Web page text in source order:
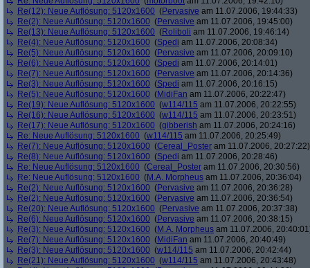
Re(12): Neue Auflösung: 5120x1600 (Pervasive am 11.07.2006, 19:44:33)
Re(2): Neue Auflösung: 5120x1600 (Pervasive am 11.07.2006, 19:45:00)
Re(13): Neue Auflösung: 5120x1600 (Roliboli am 11.07.2006, 19:46:14)
Re(4): Neue Auflösung: 5120x1600 (Spedi am 11.07.2006, 20:08:34)
Re(5): Neue Auflösung: 5120x1600 (Pervasive am 11.07.2006, 20:09:10)
Re(6): Neue Auflösung: 5120x1600 (Spedi am 11.07.2006, 20:14:01)
Re(7): Neue Auflösung: 5120x1600 (Pervasive am 11.07.2006, 20:14:36)
Re(3): Neue Auflösung: 5120x1600 (Spedi am 11.07.2006, 20:16:15)
Re(5): Neue Auflösung: 5120x1600 (MidiFan am 11.07.2006, 20:22:47)
Re(19): Neue Auflösung: 5120x1600 (w114/115 am 11.07.2006, 20:22:55)
Re(16): Neue Auflösung: 5120x1600 (w114/115 am 11.07.2006, 20:23:51)
Re(17): Neue Auflösung: 5120x1600 (gibberish am 11.07.2006, 20:24:16)
Re: Neue Auflösung: 5120x1600 (w114/115 am 11.07.2006, 20:25:49)
Re(7): Neue Auflösung: 5120x1600 (Cereal_Poster am 11.07.2006, 20:27:22)
Re(8): Neue Auflösung: 5120x1600 (Spedi am 11.07.2006, 20:28:46)
Re: Neue Auflösung: 5120x1600 (Cereal_Poster am 11.07.2006, 20:30:56)
Re: Neue Auflösung: 5120x1600 (M.A. Morpheus am 11.07.2006, 20:36:04)
Re(2): Neue Auflösung: 5120x1600 (Pervasive am 11.07.2006, 20:36:28)
Re(2): Neue Auflösung: 5120x1600 (Pervasive am 11.07.2006, 20:36:54)
Re(20): Neue Auflösung: 5120x1600 (Pervasive am 11.07.2006, 20:37:38)
Re(6): Neue Auflösung: 5120x1600 (Pervasive am 11.07.2006, 20:38:15)
Re(3): Neue Auflösung: 5120x1600 (M.A. Morpheus am 11.07.2006,
Re(7): Neue Auflösung: 5120x1600 (MidiFan am 11.07.2006, 20:40:49)
Re(3): Neue Auflösung: 5120x1600 (w114/115 am 11.07.2006, 20:42:44)
Re(21): Neue Auflösung: 5120x1600 (w114/115 am 11.07.2006, 20:43:48)